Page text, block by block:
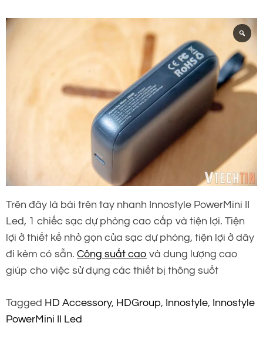
Trên đây là bài trên tay nhanh Innostyle PowerMini II
Led, 1 chiếc sạc dự phòng cao cấp và tiện lợi. Tiện
lợi ở thiết kế nhỏ gọn của sạc dự phòng, tiện lợi ở dây
đi kèm có sẵn. Công suất cao và dung lượng cao
giúp cho việc sử dụng các thiết bị thông suốt
Tagged HD Accessory, HDGroup, Innostyle, Innostyle
PowerMini II Led